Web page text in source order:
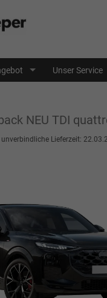
Unser Service
NEU TDI
unverbindliche Lieferzeit: